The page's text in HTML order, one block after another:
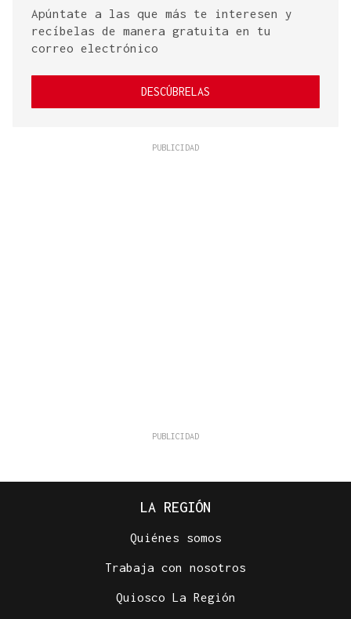
Apúntate a las que más te interesen y
recíbelas de manera gratuita en tu
correo electrónico
DESCÚBRELAS
LA REGIÓN
Quiénes somos
Trabaja con nosotros
Quiosco La Región